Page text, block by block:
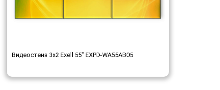
Видеостена 3x2 Exell 55" EXPD-WA55AB05